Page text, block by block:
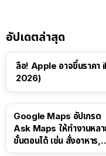
อัปเดตล่าสุด
ลือ! Apple อาจขึ้นราคา
2026)
Google Maps อัปเกรด
Ask Maps ให้ทำงานหล
ขั้นตอนได้ เช่น สั่งอาหาร,